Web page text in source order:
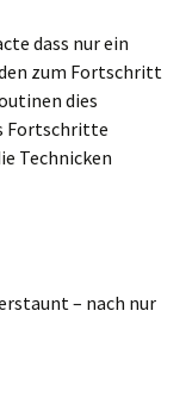
dass nur ein
zum Fortschritt
dies
Fortschritte
Technicken
– nach nur